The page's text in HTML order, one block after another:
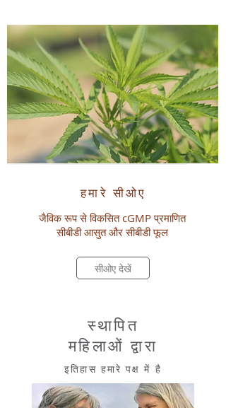
हमारे सीओए
जैविक रूप से विकसित cGMP प्रमाणित
सीबीडी आसुत और सीबीडी फूल
सीओए देखें
स्थापित
महिलाओं द्वारा
इतिहास हमारे पक्ष में है